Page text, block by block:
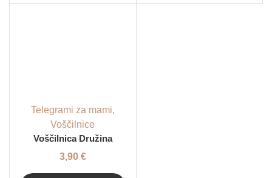
Telegrami za mami,
Voščilnice
Voščilnica Družina
3,90 €